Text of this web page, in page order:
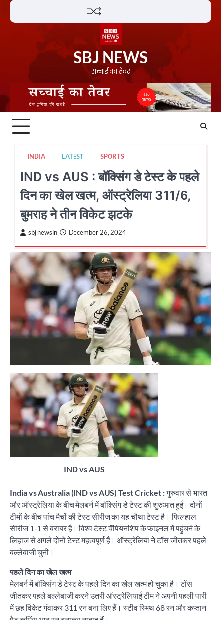
Skip
SBJ NEWS
सच्चाई का तेवर
INDIA LATEST SPORTS
IND vs AUS : बॉक्सिंग डे टेस्ट के पहले
दिन का खेल खत्म, ऑस्ट्रेलिया 311/6,
बुमराह ने तीन विकेट झटके
sbj newsin December 26, 2024
IND vs AUS
India vs Australia (IND vs AUS) Test Cricket :गुरुवार से भारत
और ऑस्ट्रेलिया के बीच मेलबर्न में बॉक्सिंग डे टेस्ट की शुरुआत हुई। दोनों
टीमों के बीच पांच मैचों की टेस्ट सीरीज का यह चौथा टेस्ट है। फिलहाल
सीरीज 1-1 से बराबर है। विश्व टेस्ट चैंपियनशिप के फाइनल में पहुंचने के
लिहाज से अगले दोनों टेस्ट महत्वपूर्ण हैं। ऑस्ट्रेलिया ने टॉस जीतकर पहले
बल्लेबाजी चुनी।
पहले दिन का खेल खत्म
मेलबर्न में बॉक्सिंग डे टेस्ट के पहले दिन का खेल खत्म हो चुका है। टॉस
जीतकर पहले बल्लेबाजी करने उतरी ऑस्ट्रेलियाई टीम ने अपनी पहली पारी
में छह विकेट गंवाकर 311 रन बना लिए हैं। स्टीव स्मिथ 68 रन और कप्तान